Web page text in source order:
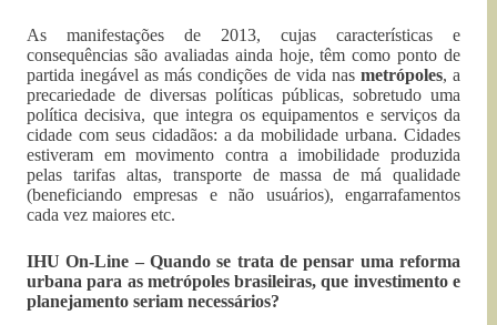
As manifestações de 2013, cujas características e
consequências são avaliadas ainda hoje, têm como ponto de
partida inegável as más condições de vida nas metrópoles, a
precariedade de diversas políticas públicas, sobretudo uma
política decisiva, que integra os equipamentos e serviços da
cidade com seus cidadãos: a da mobilidade urbana. Cidades
estiveram em movimento contra a imobilidade produzida
pelas tarifas altas, transporte de massa de má qualidade
(beneficiando empresas e não usuários), engarrafamentos
cada vez maiores etc.
IHU On-Line – Quando se trata de pensar uma reforma
urbana para as metrópoles brasileiras, que investimento e
planejamento seriam necessários?